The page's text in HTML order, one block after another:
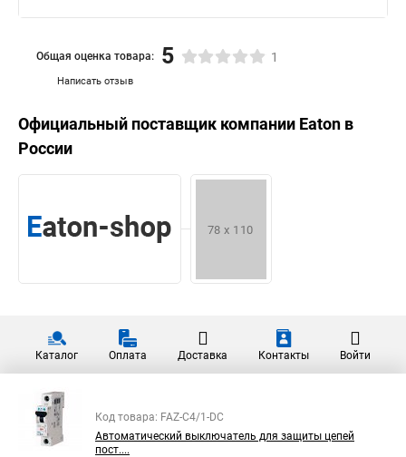
Написать отзыв
Общая оценка товара: 5 1
Официальный поставщик компании Eaton в
России
Каталог Оплата Доставка Контакты Войти
Код товара: FAZ-C4/1-DC
Автоматический выключатель для защиты цепей
пост....